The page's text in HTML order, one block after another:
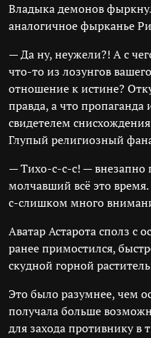
Владыка демонов
аналогичное фырканье
— Да ну, неужели?! А с
что-то из лозунгов
отношение к истине?
правда, а что
свидетелем
Глупый религиозный
— Тихо-с-с-с! — внезапно
молчавший всё это
с-слишком много
Аватар Астарота сполз с
ранее примостился,
скудной горной
Это было разумнее, чем
получала больше
для захода противнику в